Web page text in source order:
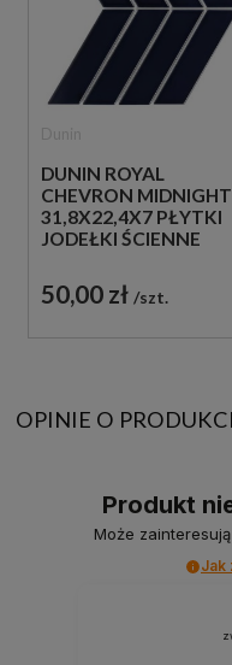
DUNIN ROYAL
CHEVRON MIDNIGHT
31,8X22,4X7 PŁYTKI
JODEŁKI ŚCIENNE
50,00 zł szt.
OPINIE O
Produkt
Może
Jak